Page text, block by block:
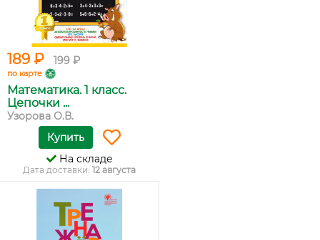
189 ₽ 199 ₽
по карте
Математика. 1 класс.
Цепочки ...
Узорова О.В.
Купить
На складе
Дата доставки: 12 августа